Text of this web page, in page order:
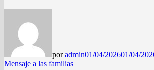
poradmin01/04/202601/04/
Mensaje a las familias